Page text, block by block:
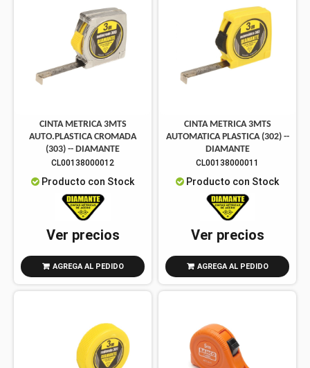
CINTA METRICA 3MTS
AUTO.PLASTICA CROMADA
(303) -- DIAMANTE
CL00138000012
Producto con Stock
Ver precios
AGREGA AL PEDIDO
CINTA METRICA 3MTS
AUTOMATICA PLASTICA (302) --
DIAMANTE
CL00138000011
Producto con Stock
Ver precios
AGREGA AL PEDIDO